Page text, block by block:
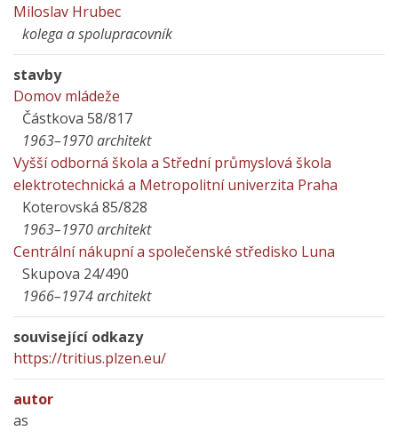
Miloslav Hrubec
kolega a spolupracovník
stavby
Domov mládeže
Částkova 58/817
1963–1970 architekt
Vyšší odborná škola a Střední průmyslová škola
elektrotechnická a Metropolitní univerzita Praha
Koterovská 85/828
1963–1970 architekt
Centrální nákupní a společenské středisko Luna
Skupova 24/490
1966–1974 architekt
související odkazy
https://tritius.plzen.eu/
autor
as